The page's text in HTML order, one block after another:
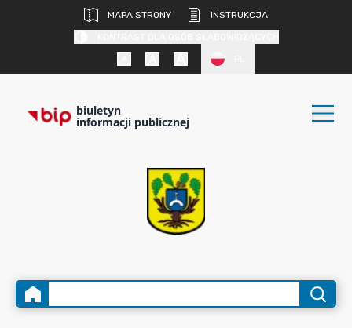
MAPA STRONY
INSTRUKCJA
biuletyn
informacji publicznej